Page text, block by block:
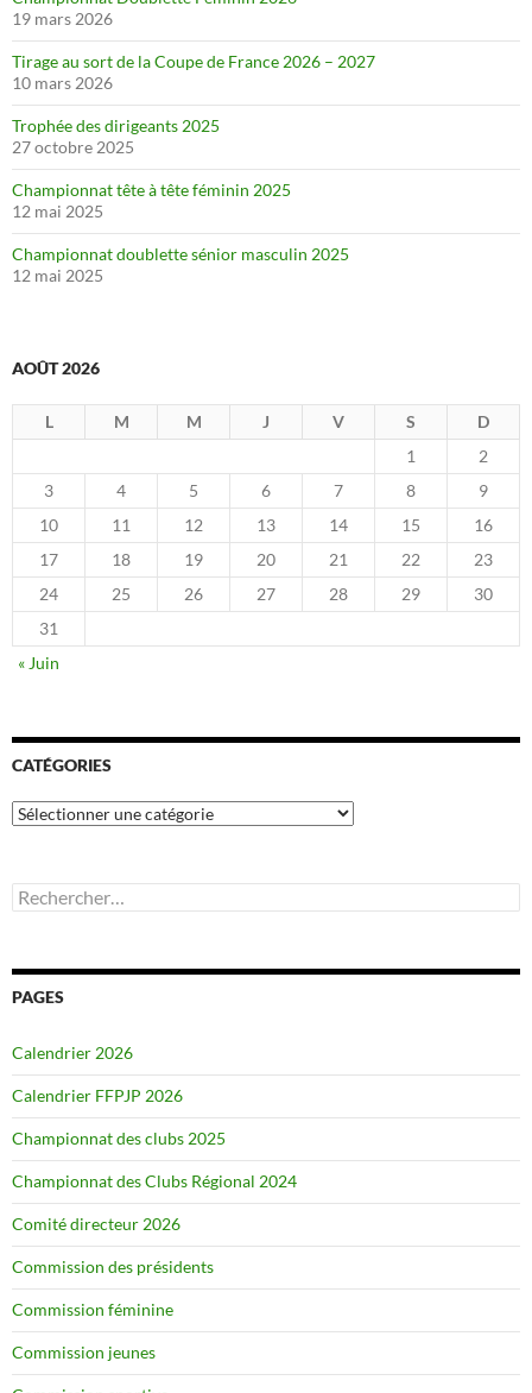
19 mars 2026
Tirage au sort de la Coupe de France 2026 – 2027
10 mars 2026
Trophée des dirigeants 2025
27 octobre 2025
Championnat tête à tête féminin 2025
12 mai 2025
Championnat doublette sénior masculin 2025
12 mai 2025
AOÛT 2026
L M M J V S
D
1
2
3
4 5 6 7 8
9
10
11 12 13 14 15
16
17
18 19 20 21 22
23
24
25 26 27 28 29
30
31
« Juin
CATÉGORIES
Catégories
Rechercher :
PAGES
Calendrier 2026
Calendrier FFPJP 2026
Championnat des clubs 2025
Championnat des Clubs Régional 2024
Comité directeur 2026
Commission des présidents
Commission féminine
Commission jeunes